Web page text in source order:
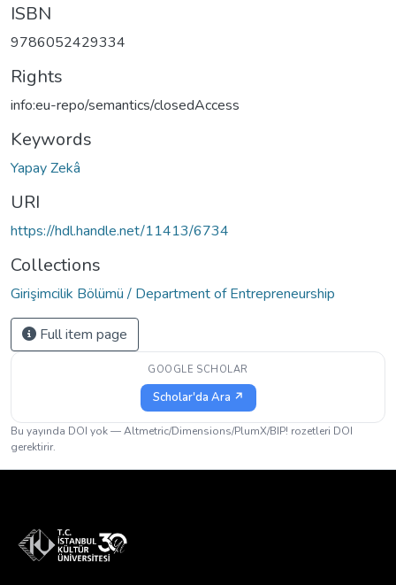
ISBN
9786052429334
Rights
info:eu-repo/semantics/closedAccess
Keywords
Yapay Zekâ
URI
https://hdl.handle.net/11413/6734
Collections
Girişimcilik Bölümü / Department of Entrepreneurship
Full item page
GOOGLE SCHOLAR
Scholar'da Ara ↗
Bu yayında DOI yok — Altmetric/Dimensions/PlumX/BIP! rozetleri DOI
gerektirir.